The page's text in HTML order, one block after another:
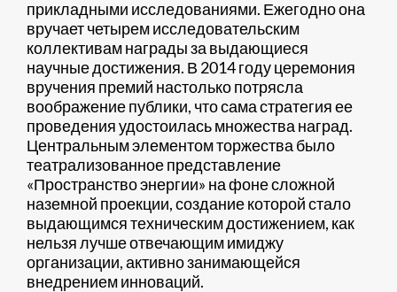
прикладными исследованиями. Ежегодно она
вручает четырем исследовательским
коллективам награды за выдающиеся
научные достижения. В 2014 году церемония
вручения премий настолько потрясла
воображение публики, что сама стратегия ее
проведения удостоилась множества наград.
Центральным элементом торжества было
театрализованное представление
«Пространство энергии» на фоне сложной
наземной проекции, создание которой стало
выдающимся техническим достижением, как
нельзя лучше отвечающим имиджу
организации, активно занимающейся
внедрением инноваций.